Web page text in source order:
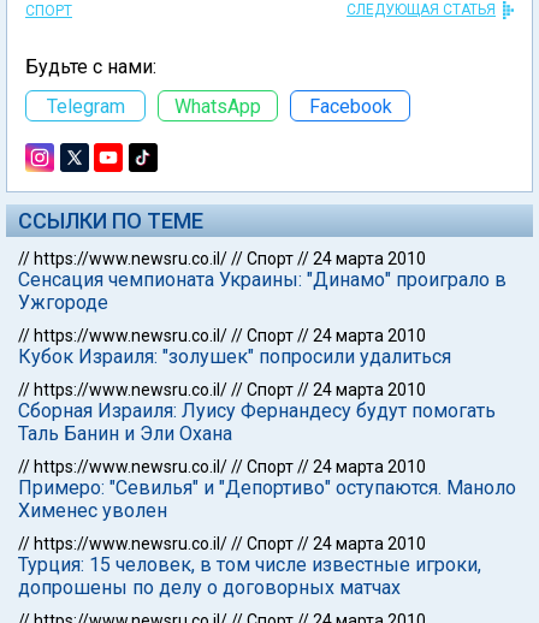
СПОРТ СЛЕДУЮЩАЯ СТАТЬЯ
Будьте с нами:
Telegram
WhatsApp Facebook
ССЫЛКИ ПО ТЕМЕ
// https://www.newsru.co.il///Спорт//24 марта 2010
Сенсация чемпионата Украины: "Динамо" проиграло в
Ужгороде
// https://www.newsru.co.il///Спорт//24 марта 2010
Кубок Израиля: "золушек" попросили удалиться
// https://www.newsru.co.il///Спорт//24 марта 2010
Сборная Израиля: Луису Фернандесу будут помогать
Таль Банин и Эли Охана
// https://www.newsru.co.il///Спорт//24 марта 2010
Примеро: "Севилья" и "Депортиво" оступаются. Маноло
Хименес уволен
// https://www.newsru.co.il///Спорт//24 марта 2010
Турция: 15 человек, в том числе известные игроки,
допрошены по делу о договорных матчах